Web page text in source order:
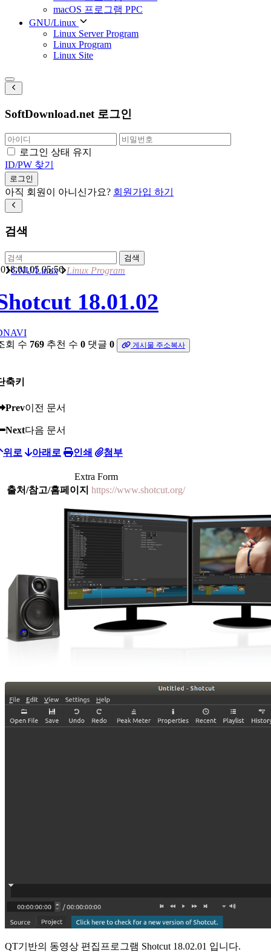
macOS 프로그램 PPC
GNU/Linux
Linux Server Program
Linux Program
Linux Site
SoftDownload.net 로그인
로그인 상태 유지
ID/PW 찾기
로그인
아직 회원이 아니신가요? 회원가입 하기
검색
검색
GNU/Linux Linux Program
05:56
18.01.02
회 수 769 추천 수 0 댓글 0 게시물 주소복사
축키
Prev이전 문서
Next다음 문서
위로 아래로 인쇄 첨부
Extra Form
출처/참고/홈페이지 https://www.shotcut.org/
QT기반의 동영상 편집프로그램 Shotcut 18.02.01 입니다.